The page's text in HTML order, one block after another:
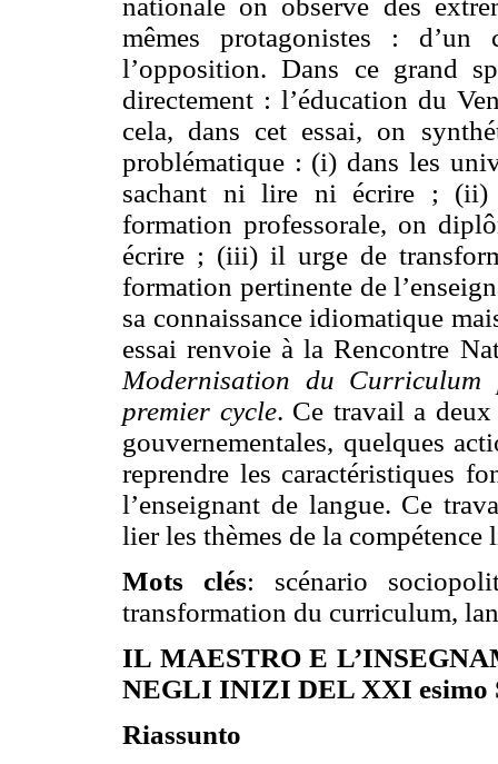
nationale on observe des
mêmes protagonistes : d’un
l’opposition. Dans ce grand
directement : l’éducation du
cela, dans cet essai, on
problématique : (i) dans les
sachant ni lire ni écrire ; (ii)
formation professorale, on
écrire ; (iii) il urge de
formation pertinente de
sa connaissance idiomatique
essai renvoie à la Rencontre
Modernisation du
premier cycle. Ce travail a
gouvernementales, quelques
reprendre les caractéristiques
l’enseignant de langue. Ce
lier les thèmes de la
Mots clés: scénario
transformation du curriculum,
IL MAESTRO E
NEGLI INIZI DEL XXI esimo
Riassunto